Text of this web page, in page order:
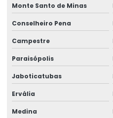
Rótulos Adesivos Transparentes
Rótulos Com Acabamento
Rótulos De Balança
Rótulos De Gondola Para Loja
Rótulos De Identificação Para
Monte Santo de Minas
Conselheiro Pena
Campestre
Paraisópolis
Jaboticatubas
Ervália
Medina